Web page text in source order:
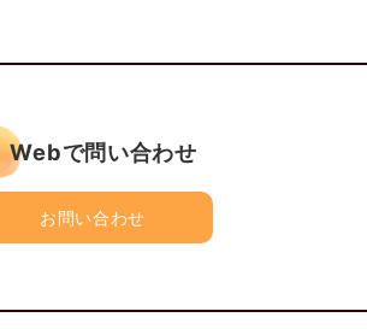
Webで問い合わせ
お問い合わせ